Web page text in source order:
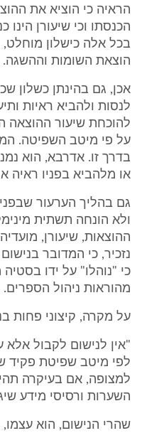
הראיה כי הוציא את
הכנסתו וכי שיעורן
בכל אלה כישלון מוחלט,
הוצאת השומות וההשגה.
אכן, גם בהינתן כשלון
לנסות ולהביא ראיות
להוכחת שיעור ההוצאה
על פי מיטב השפיטה.
בדרך זו. אדרבא, הוא
או מלהביא בפניו ראיה
גם בהליך הערעור
ולא הונחה תשתית
ההוצאות, שיעורן,
נזכיר, כי המדובר
כי "נוהלו" על ידו
מהוראות ניהול הספרים.
על מקרה, קיצוני פחות
"אין לנישום לקבול
לפי מיטב שפיטת פקיד
למצופה, אם בעיקרה
השערות ורסיסי מידע
שהרי הנישום, הוא